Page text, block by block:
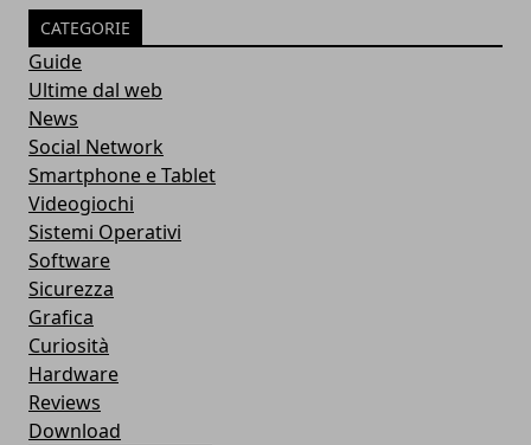
CATEGORIE
Guide
Ultime dal web
News
Social Network
Smartphone e Tablet
Videogiochi
Sistemi Operativi
Software
Sicurezza
Grafica
Curiosità
Hardware
Reviews
Download